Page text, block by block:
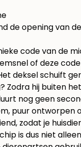
de opening van
code van de
of deze
deksel schuift
Zodra hij buiten
nog geen
puur ontworpen
zodat je
is dus niet